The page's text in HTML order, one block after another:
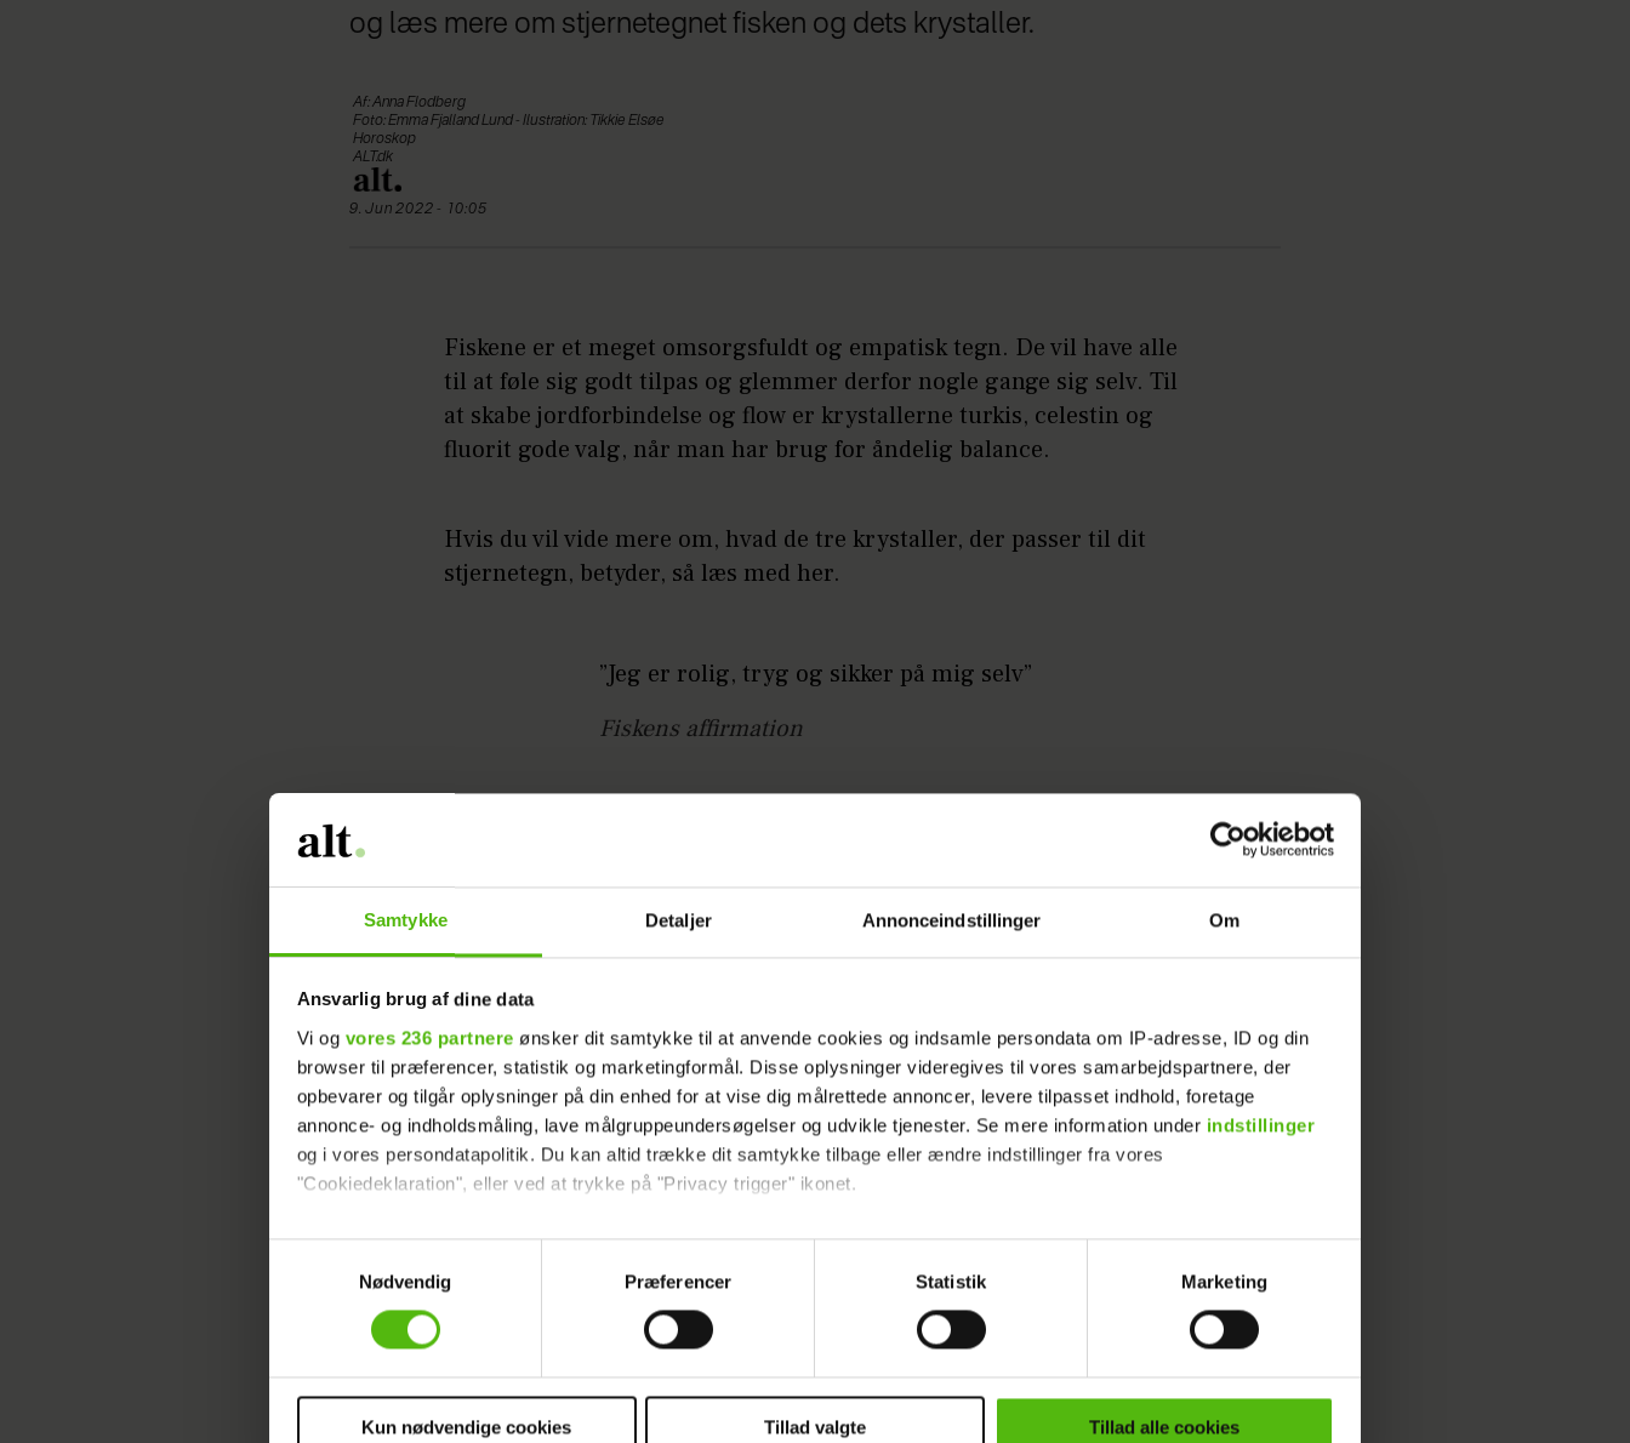
Samtykke Detaljer Annonceindstillinger Om
Ansvarlig brug af dine data
Vi og vores 236 partnere ønsker dit samtykke til at anvende cookies og indsamle persondata om IP-adresse, ID og din
browser til præferencer, statistik og marketingformål. Disse oplysninger videregives til vores samarbejdspartnere, der
opbevarer og tilgår oplysninger på din enhed for at vise dig målrettede annoncer, levere tilpasset indhold, foretage
annonce- og indholdsmåling, lave målgruppeundersøgelser og udvikle tjenester. Se mere information under indstillinger
og i vores persondatapolitik. Du kan altid trække dit samtykke tilbage eller ændre indstillinger fra vores
"Cookiedeklaration", eller ved at trykke på "Privacy trigger" ikonet.
Dine valg anvendes på hele websitet.
Vi ønsker dit samtykke til at indsamle og bruge data for at kunne levere og finansiere relevant journalistisk indhold til dig.
Vi anvender egne cookies og cookies fra tredjeparter til at at optimere dit besøg på vores hjemmeside. Vi indsamler data
sociale medier.
Nødvendig
Præferencer Statistik Marketing
Kun nødvendige cookies Tillad valgte Tillad alle cookies
og læs mere om stjernetegnet fisken og dets krystaller.
Af: Anna Flodberg
Foto: Emma Fjalland Lund - Ilustration: Tikkie Elsøe
Horoskop
ALT.dk
9. Jun 2022 - 10:05
Fiskene er et meget omsorgsfuldt og empatisk tegn. De vil have alle
til at føle sig godt tilpas og glemmer derfor nogle gange sig selv. Til
at skabe jordforbindelse og flow er krystallerne turkis, celestin og
fluorit gode valg, når man har brug for åndelig balance.
Hvis du vil vide mere om, hvad de tre krystaller, der passer til dit
stjernetegn, betyder, så læs med her.
”Jeg er rolig, tryg og sikker på mig selv”
Fiskens affirmation
Sådan er en fisk